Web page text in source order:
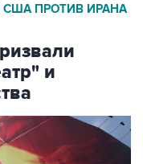
США ПРОТИВ ИРАНА
и